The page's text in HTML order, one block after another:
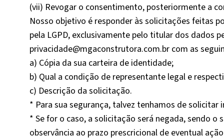
(vii) Revogar o consentimento, posteriormente a
Nosso objetivo é responder às solicitações feitas
pela LGPD, exclusivamente pelo titular dos dados
privacidade@mgaconstrutora.com.br com as
a) Cópia da sua carteira de identidade;
b) Qual a condição de representante legal e
c) Descrição da solicitação.
* Para sua segurança, talvez tenhamos de
* Se for o caso, a solicitação será negada, sendo
observância ao prazo prescricional de eventual